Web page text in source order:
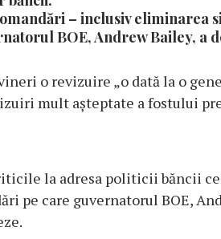
– inclusiv eliminarea
BOE, Andrew Bailey, a
o revizuire „o dată la o
mult așteptate a fostului
la adresa politicii băncii
pe care guvernatorul BOE,